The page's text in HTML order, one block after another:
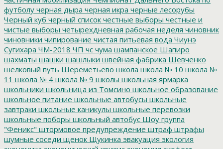
футболу черная дыра черная икра черные лесорубы
Черный куб черный список честные выборы честные и
чистые выборы четырехдневная рабочая неделя чиновник
чиновники чипирование чистая питьевая вода Чиунэ
Сугихара ЧМ-2018 ЧП чс чума шампанское Шапиро
шахматы шашки шашлыки швейная фабрика Шевченко
шелковый путь Шереметьево школа школа № 10 школа №
11 школа № 4 школа № 9 школы школьная ярмарка
школьники школьница из Томсино школьное образование
школьное питание школьные автобусы школьные
завтраки школьные каникулы школьные перевозки
школьные поборы школьный автобус Шоу группа
"Феникс" штормовое предупреждение штраф штрафы
шумные соседи щенок Щукинка эвакуация экология